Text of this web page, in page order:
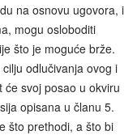
na osnovu ugovora, i
mogu osloboditi
što je moguće brže.
odlučivanja ovog i
svoj posao u okviru
opisana u članu 5.
što prethodi, a što bi